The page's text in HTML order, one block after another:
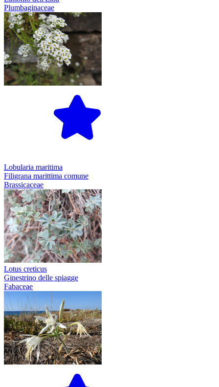
Plumbaginaceae
Lobularia maritima
Filigrana marittima comune
Brassicaceae
Lotus creticus
Ginestrino delle spiagge
Fabaceae